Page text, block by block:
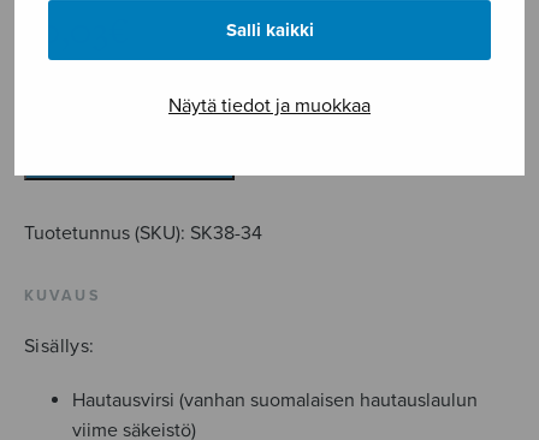
Salli kaikki
Näytä tiedot ja muokkaa
/
määrä
Tuotetunnus (SKU): SK38-34
KUVAUS
Sisällys:
Hautausvirsi (vanhan suomalaisen hautauslaulun
viime säkeistö)